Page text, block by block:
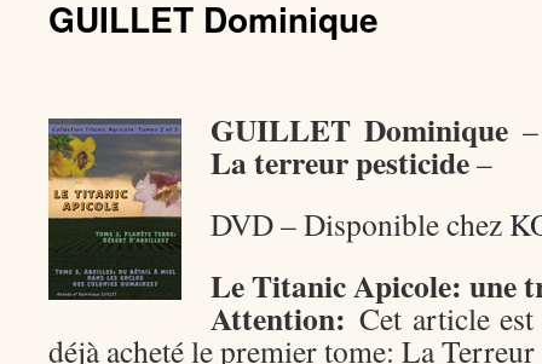
GUILLET Dominique
GUILLET Dominique
La terreur pesticide–
DVD – Disponible chez
Le Titanic Apicole: une
Attention: Cet article
déjà acheté le premier tome: La